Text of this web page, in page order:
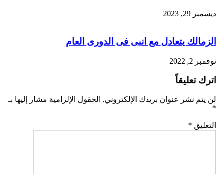
ديسمبر 29, 2023
الزمالك يتعادل مع انبى فى الدورى العام
نوفمبر 2, 2022
اترك تعليقاً
لن يتم نشر عنوان بريدك الإلكتروني. الحقول الإلزامية مشار إليها بـ
*
التعليق *